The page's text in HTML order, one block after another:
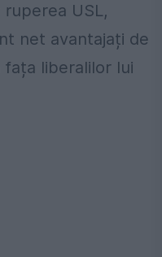
USL,
net avantajați de
fața liberalilor lui